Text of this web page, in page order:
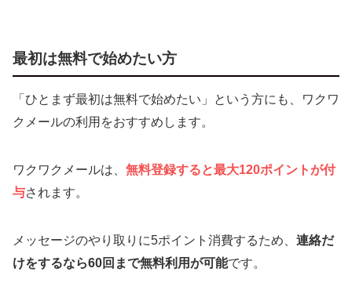
最初は無料で始めたい方
「ひとまず最初は無料で始めたい」という方にも、ワクワ
クメールの利用をおすすめします。
ワクワクメールは、 無料登録すると最大120ポイントが付
与されます。
メッセージのやり取りに5ポイント消費するため、 連絡だ
けをするなら60回まで無料利用が可能です。